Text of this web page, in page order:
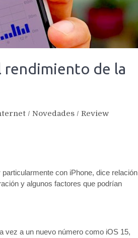
rendimiento de la
/ Novedades / Review
con iPhone, dice relación
y algunos factores que podrían
vez a un nuevo número como iOS 15,